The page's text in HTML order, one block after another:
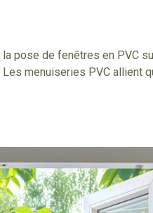
pose de fenêtres en PVC
menuiseries PVC allient